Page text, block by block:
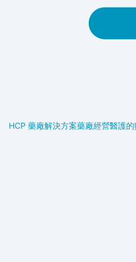
HCP 藥廠解決方案藥廠經營醫護